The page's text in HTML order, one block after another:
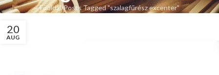
Főoldal Posts Tagged "szalagfűrész excenter"
20
AUG